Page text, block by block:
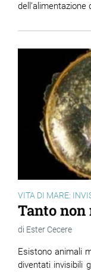
dell’alimentazione
VITA DI MARE:
Tanto
Ester Cecere
Esistono animali
diventati invisibili